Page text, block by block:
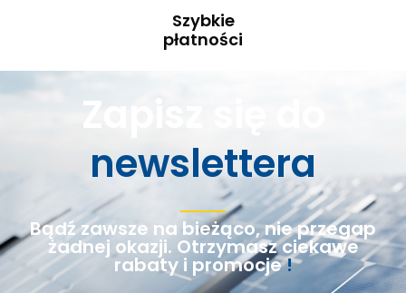
Szybkie
płatności
Zapisz się do
newslettera
Bądź zawsze na bieżąco, nie przegap
żadnej okazji. Otrzymasz ciekawe
rabaty i promocje!